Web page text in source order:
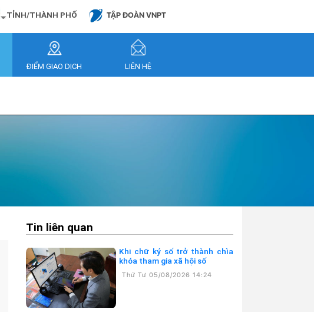
TỈNH/THÀNH PHỐ TẬP ĐOÀN VNPT
ĐIỂM GIAO DỊCH LIÊN HỆ
Tin liên quan
Khi chữ ký số trở thành chìa
khóa tham gia xã hội số
Thứ Tư 05/08/2026 14:24